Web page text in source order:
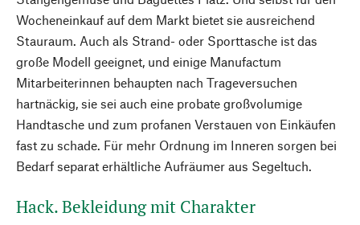
Wocheneinkauf auf dem Markt bietet sie ausreichend
Stauraum. Auch als Strand- oder Sporttasche ist das
große Modell geeignet, und einige Manufactum
Mitarbeiterinnen behaupten nach Trageversuchen
hartnäckig, sie sei auch eine probate großvolumige
Handtasche und zum profanen Verstauen von Einkäufen
fast zu schade. Für mehr Ordnung im Inneren sorgen bei
Bedarf separat erhältliche Aufräumer aus Segeltuch.
Hack. Bekleidung mit Charakter